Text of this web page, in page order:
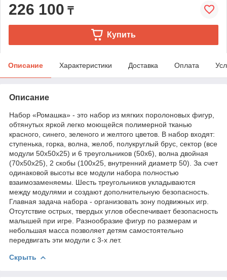
226 100 ₸
Купить
Описание Характеристики Доставка Оплата
Описание
Набор «Ромашка» - это набор из мягких поролоновых фигур,
обтянутых яркой легко моющейся полимерной тканью
красного, синего, зеленого и желтого цветов. В набор входят:
ступенька, горка, волна, желоб, полукруглый брус, сектор (все
модули 50х50х25) и 6 треугольников (50х6), волна двойная
(70х50х25), 2 скобы (100х25, внутренний диаметр 50). За счет
одинаковой высоты все модули набора полностью
взаимозаменяемы. Шесть треугольников укладываются
между модулями и создают дополнительную безопасность.
Главная задача набора - организовать зону подвижных игр.
Отсутствие острых, твердых углов обеспечивает безопасность
малышей при игре. Разнообразие фигур по размерам и
небольшая масса позволяет детям самостоятельно
передвигать эти модули с 3-х лет.
Скрыть